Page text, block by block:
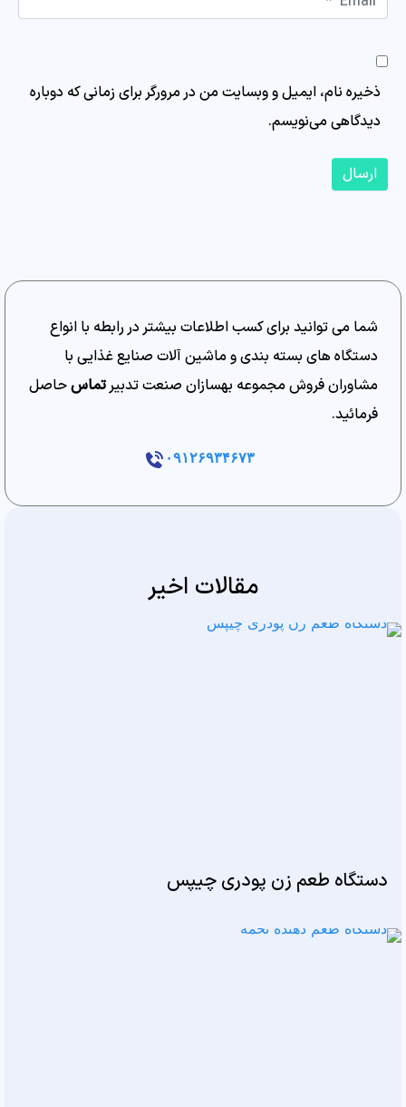
ذخیره نام، ایمیل و وبسایت من در مرورگر برای زمانی که دوباره
دیدگاهی می‌نویسم.
ارسال
شما می توانید برای کسب اطلاعات بیشتر در رابطه با انواع
دستگاه های بسته بندی و ماشین آلات صنایع غذایی با
مشاوران فروش مجموعه بهسازان صنعت تدبیرتماسحاصل
فرمائید.
۰۹۱۲۶۹۳۴۶۷۳
مقالات اخیر
دستگاه طعم زن پودری چیپس